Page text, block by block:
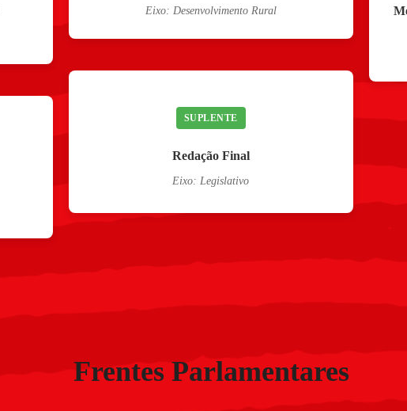
Eixo: Desenvolvimento Rural
SUPLENTE
Redação Final
Eixo: Legislativo
Frentes Parlamentares